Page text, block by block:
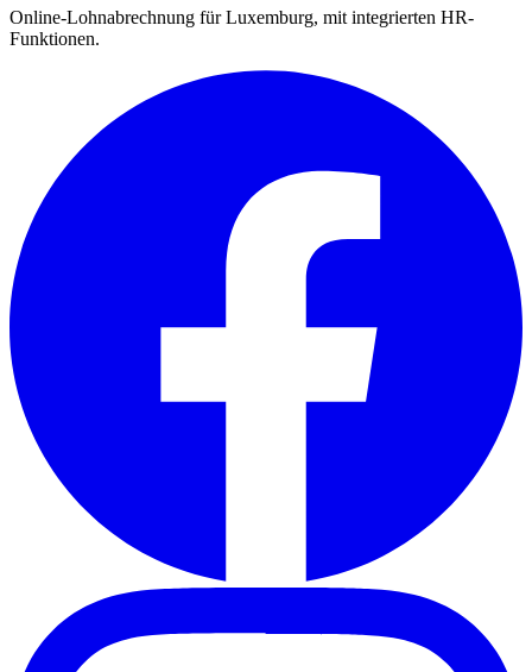
Online-Lohnabrechnung für Luxemburg, mit integrierten HR-
Funktionen.